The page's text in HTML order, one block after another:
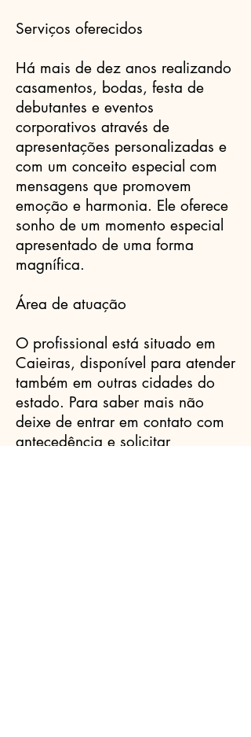
Serviços oferecidos
Há mais de dez anos realizando
casamentos, bodas, festa de
debutantes e eventos
corporativos através de
apresentações personalizadas e
com um conceito especial com
mensagens que promovem
emoção e harmonia. Ele oferece
sonho de um momento especial
apresentado de uma forma
magnífica.
Área de atuação
O profissional está situado em
Caieiras, disponível para atender
também em outras cidades do
estado. Para saber mais não
deixe de entrar em contato com
antecedência e solicitar